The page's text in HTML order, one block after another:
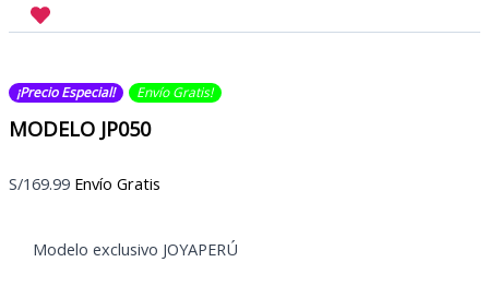
¡Precio Especial! Envío Gratis​​​!
MODELO JP050
S/169.99 Envío Gratis
Modelo exclusivo JOYAPERÚ